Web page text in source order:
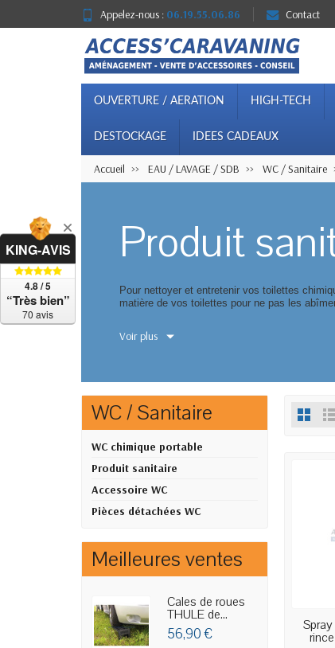
Appelez-nous : 06.19.55.06.86 Contact
OUVERTURE / AERATION HIGH-TECH
DESTOCKAGE IDEES CADEAUX
Accueil EAU / LAVAGE / SDB WC / Sanitaire
Produit
Pour nettoyer et entretenir vos toilettes
matière de vos toilettes pour ne pas les
Voir plus
WC / Sanitaire
WC chimique portable
Produit sanitaire
Accessoire WC
Pièces détachées WC
Meilleures ventes
Cales de roues
THULE de...
56,90 €
KING-AVIS
4.8 / 5
“Très bien”
70 avis